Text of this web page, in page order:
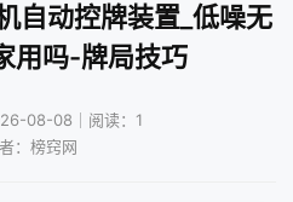
自动控牌装置_低噪无
用吗-牌局技巧
08-08｜阅读：1
：榜窍网